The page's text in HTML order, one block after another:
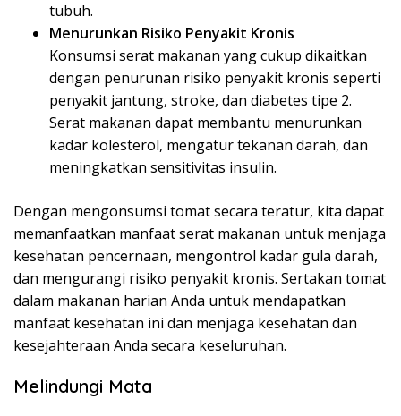
tubuh.
Menurunkan Risiko Penyakit Kronis
Konsumsi serat makanan yang cukup dikaitkan
dengan penurunan risiko penyakit kronis seperti
penyakit jantung, stroke, dan diabetes tipe 2.
Serat makanan dapat membantu menurunkan
kadar kolesterol, mengatur tekanan darah, dan
meningkatkan sensitivitas insulin.
Dengan mengonsumsi tomat secara teratur, kita dapat
memanfaatkan manfaat serat makanan untuk menjaga
kesehatan pencernaan, mengontrol kadar gula darah,
dan mengurangi risiko penyakit kronis. Sertakan tomat
dalam makanan harian Anda untuk mendapatkan
manfaat kesehatan ini dan menjaga kesehatan dan
kesejahteraan Anda secara keseluruhan.
Melindungi Mata